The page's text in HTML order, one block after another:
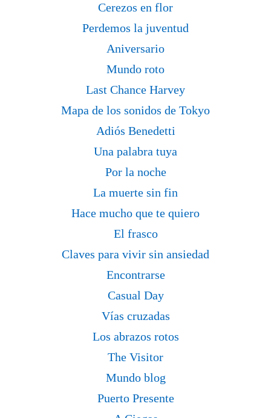
Cerezos en flor
Perdemos la juventud
Aniversario
Mundo roto
Last Chance Harvey
Mapa de los sonidos de Tokyo
Adiós Benedetti
Una palabra tuya
Por la noche
La muerte sin fin
Hace mucho que te quiero
El frasco
Claves para vivir sin ansiedad
Encontrarse
Casual Day
Vías cruzadas
Los abrazos rotos
The Visitor
Mundo blog
Puerto Presente